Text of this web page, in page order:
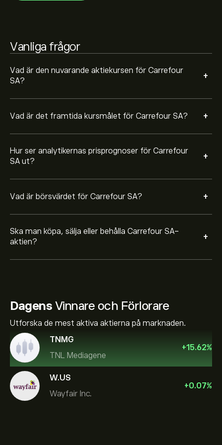
Vanliga frågor
Vad är den nuvarande aktiekursen för Carrefour
SA?
+
Vad är det framtida kursmålet för Carrefour SA? +
Hur ser analytikernas prisprognoser för Carrefour
SA ut?
+
Vad är börsvärdet för Carrefour SA? +
Ska man köpa, sälja eller behålla Carrefour SA-
aktien?
+
CA.PA de senaste 3 månaderna är den övergripande
bedömningen Behåll
Dagens Vinnare och Förlorare
Utforska de mest aktiva aktierna på marknaden.
TNMG
TNL Mediagene
+15.62%
W.US
Wayfair Inc.
+0.07%